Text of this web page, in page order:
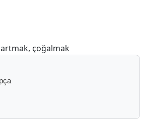
çoğalmak